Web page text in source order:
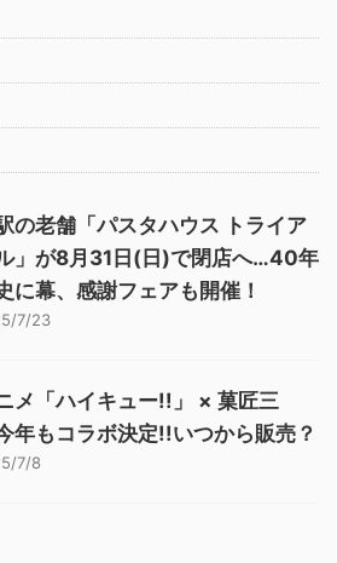
の老舗「パスタハウス トライア
」が8月31日(日)で閉店へ…40年
に幕、感謝フェアも開催！
7/23
ニメ「ハイキュー!!」 × 菓匠三
年もコラボ決定!!いつから販売？
7/8